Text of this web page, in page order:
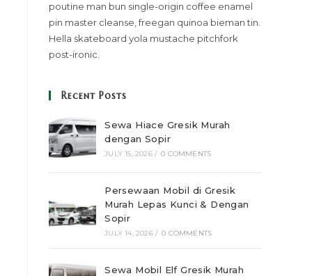
poutine man bun single-origin coffee enamel
pin master cleanse, freegan quinoa bieman tin.
Hella skateboard yola mustache pitchfork
post-ironic.
Recent Posts
Sewa Hiace Gresik Murah
dengan Sopir
JULY 15, 2026 / 0 COMMENTS
Persewaan Mobil di Gresik
Murah Lepas Kunci & Dengan
Sopir
JULY 14, 2026 / 0 COMMENTS
Sewa Mobil Elf Gresik Murah